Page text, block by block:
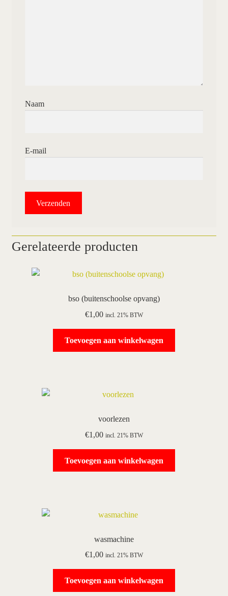
Naam
E-mail
Gerelateerde producten
bso (buitenschoolse opvang)
€1,00 incl. 21% BTW
Toevoegen aan winkelwagen
voorlezen
€1,00 incl. 21% BTW
Toevoegen aan winkelwagen
wasmachine
€1,00 incl. 21% BTW
Toevoegen aan winkelwagen